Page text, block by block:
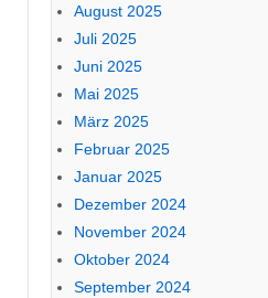
August 2025
Juli 2025
Juni 2025
Mai 2025
März 2025
Februar 2025
Januar 2025
Dezember 2024
November 2024
Oktober 2024
September 2024